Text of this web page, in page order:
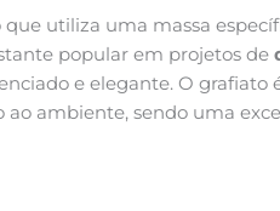
utiliza uma massa
popular em projetos de
e elegante. O grafiato
ambiente, sendo uma